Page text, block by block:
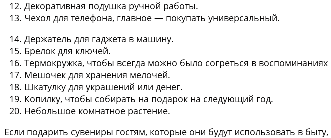
Декоративная подушка ручной работы.
Чехол для телефона, главное — покупать универсальный.
Держатель для гаджета в машину.
Брелок для ключей.
Термокружка, чтобы всегда можно было согреться в воспоминаниях
Мешочек для хранения мелочей.
Шкатулку для украшений или денег.
Копилку, чтобы собирать на подарок на следующий год.
Небольшое комнатное растение.
Если подарить сувениры гостям, которые они будут использовать в